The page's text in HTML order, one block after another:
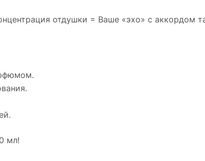
отдушки = Ваше «эхо» с аккордом
мл!